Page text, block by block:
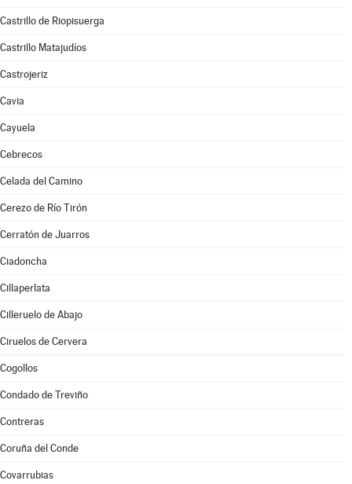
Castrillo de Riopisuerga
Castrillo Matajudíos
Castrojeriz
Cavia
Cayuela
Cebrecos
Celada del Camino
Cerezo de Río Tirón
Cerratón de Juarros
Ciadoncha
Cillaperlata
Cilleruelo de Abajo
Ciruelos de Cervera
Cogollos
Condado de Treviño
Contreras
Coruña del Conde
Covarrubias